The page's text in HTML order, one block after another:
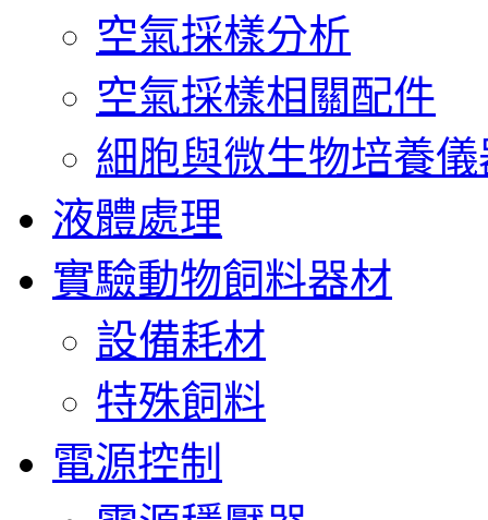
空氣採樣分析
空氣採樣相關配件
細胞與微生物培養
液體處理
實驗動物飼料器材
設備耗材
特殊飼料
電源控制